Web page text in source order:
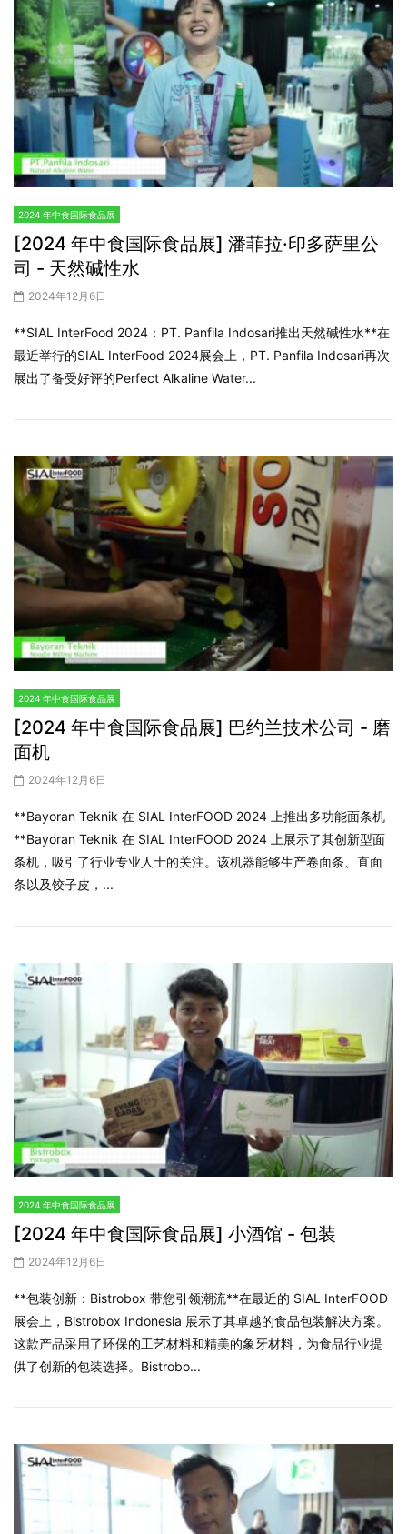
2024 年中食国际食品展
[2024 年中食国际食品展] 潘菲拉·印多萨里公
司 - 天然碱性水
2024年12月6日
**SIAL InterFood 2024：PT. Panfila Indosari推出天然碱性水**在
最近举行的SIAL InterFood 2024展会上，PT. Panfila Indosari再次
展出了备受好评的Perfect Alkaline Water...
2024 年中食国际食品展
[2024 年中食国际食品展] 巴约兰技术公司 - 磨
面机
2024年12月6日
**Bayoran Teknik 在 SIAL InterFOOD 2024 上推出多功能面条机
**Bayoran Teknik 在 SIAL InterFOOD 2024 上展示了其创新型面
条机，吸引了行业专业人士的关注。该机器能够生产卷面条、直面
条以及饺子皮，...
2024 年中食国际食品展
[2024 年中食国际食品展] 小酒馆 - 包装
2024年12月6日
**包装创新：Bistrobox 带您引领潮流**在最近的 SIAL InterFOOD
展会上，Bistrobox Indonesia 展示了其卓越的食品包装解决方案。
这款产品采用了环保的工艺材料和精美的象牙材料，为食品行业提
供了创新的包装选择。Bistrobo...